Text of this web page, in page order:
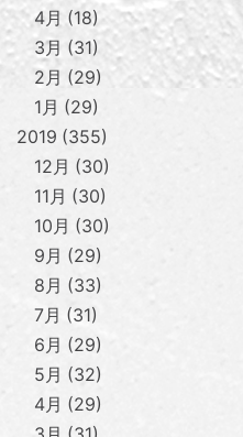
4月
18
3月
31
2月
29
1月
29
2019 355
12月
30
11月
30
10月
30
9月
29
8月
33
7月
31
6月
29
5月
32
4月
29